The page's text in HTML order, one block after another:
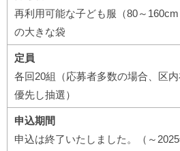
再利用可能な子ども服（80～
の大きな袋
定員
各回20組（応募者多数の場合、区
優先し抽選）
申込期間
申込は終了いたしました。（～